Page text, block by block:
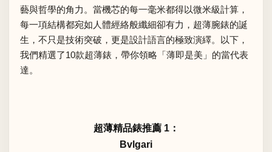
藝與哲學的角力。當機芯的每一毫米都得以微米級計算，
每一項結構都宛如人體經絡般纖細卻有力，超薄腕錶的誕
生，不只是技術突破，更是設計語言的極致演繹。以下，
我們精選了10款超薄錶，帶你領略「薄即是美」的當代表
達。
超薄精品錶推薦 1：
Bvlgari